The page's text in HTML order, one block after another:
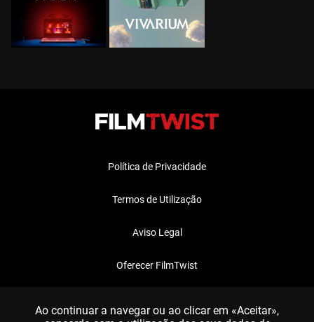
Política de Privacidade
Termos de Utilização
Aviso Legal
Oferecer FilmTwist
Ao continuar a navegar ou ao clicar em «Aceitar»,